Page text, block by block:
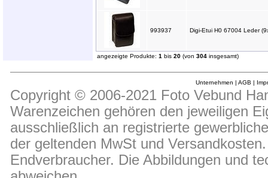
993937 Digi-Etui H0 67004 Leder
angezeigte Produkte: 1 bis 20 (von 304 insgesamt)
Unternehmen | AGB |
Copyright © 2006-2021 Foto Vebund
Warenzeichen gehören den jeweiligen
ausschließlich an registrierte
der geltenden MwSt und
Endverbraucher. Die Abbildungen und